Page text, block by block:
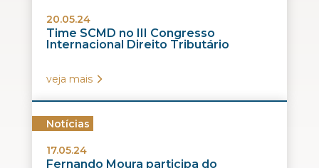
20.05.24
Time SCMD no III Congresso
Internacional Direito Tributário
veja mais
Notícias
17.05.24
Fernando Moura participa do